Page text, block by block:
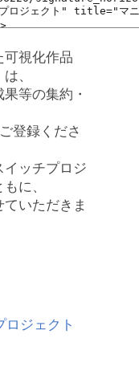
可視化作品
、
等の集約・
登録くださ
ッチプロジ
に、
いただきま